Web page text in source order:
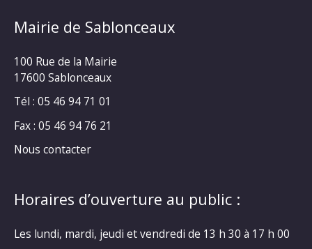
Mairie de Sablonceaux
100 Rue de la Mairie
17600 Sablonceaux
Tél : 05 46 94 71 01
Fax : 05 46 94 76 21
Nous contacter
Horaires d’ouverture au public :
Les lundi, mardi, jeudi et vendredi de 13 h 30 à 17 h 00